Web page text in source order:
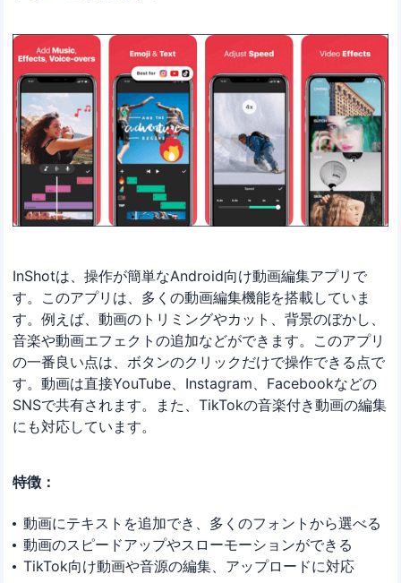
InShotは、操作が簡単なAndroid向け動画編集アプリで
す。このアプリは、多くの動画編集機能を搭載していま
す。例えば、動画のトリミングやカット、背景のぼかし、
音楽や動画エフェクトの追加などができます。このアプリ
の一番良い点は、ボタンのクリックだけで操作できる点で
す。動画は直接YouTube、Instagram、Facebookなどの
SNSで共有されます。また、TikTokの音楽付き動画の編集
にも対応しています。
特徴：
動画にテキストを追加でき、多くのフォントから選べる
動画のスピードアップやスローモーションができる
TikTok向け動画や音源の編集、アップロードに対応